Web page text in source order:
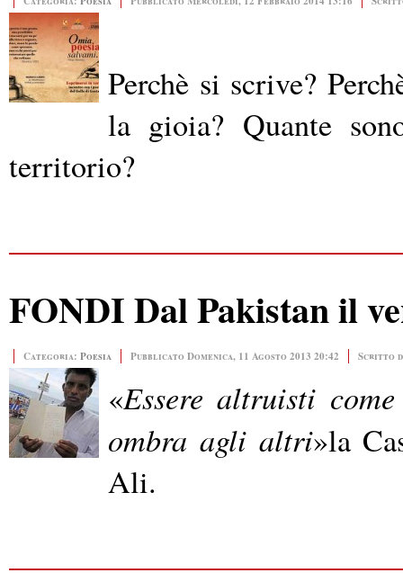
Perchè si scrive?
la gioia? Quante
territorio?
FONDI Dal Pakistan il
Categoria: Poesia Pubblicato Domenica, 11 Agosto 2013 20:42 Scritto
«Essere altruisti
ombra agli altri»la
Ali.